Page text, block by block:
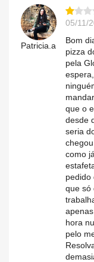
Patricia.a
05/11/
Bom
pizza
pela
que o
desde
seria
como
pedido
que só
hora
pelo